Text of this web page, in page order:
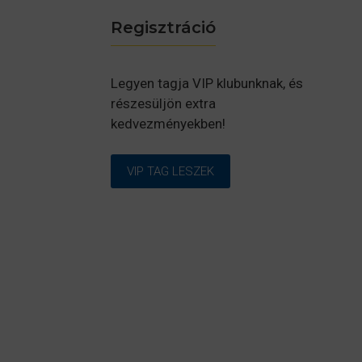
Regisztráció
Legyen tagja VIP klubunknak, és
részesüljön extra
kedvezményekben!
VIP TAG LESZEK